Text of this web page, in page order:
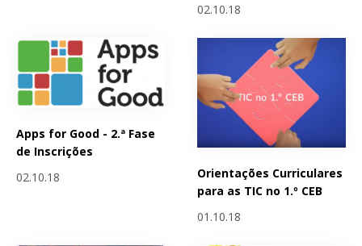
02.10.18
Apps for Good - 2.ª Fase
de Inscrições
02.10.18
Orientações Curriculares
para as TIC no 1.º CEB
01.10.18